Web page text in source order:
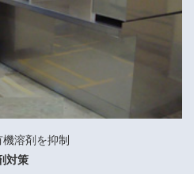
溶剤を抑制
対策